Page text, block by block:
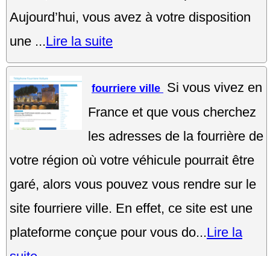
Aujourd’hui, vous avez à votre disposition
une ...Lire la suite
fourriere ville Si vous vivez en
France et que vous cherchez
les adresses de la fourrière de
votre région où votre véhicule pourrait être
garé, alors vous pouvez vous rendre sur le
site fourriere ville. En effet, ce site est une
plateforme conçue pour vous do...Lire la